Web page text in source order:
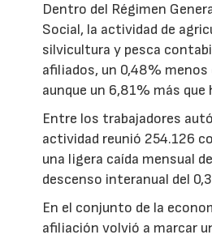
Dentro del Régimen
Social, la actividad de
silvicultura y pesca
afiliados, un 0,48% menos
aunque un 6,81% más que
Entre los trabajadores
actividad reunió 254.126
una ligera caída mensual
descenso interanual del
En el conjunto de la
afiliación volvió a marcar